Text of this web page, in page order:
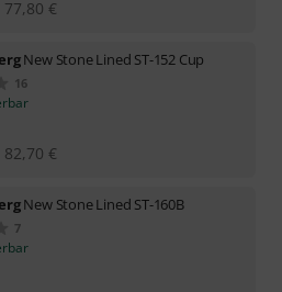
77,80 €
New Stone Lined ST-152 Cup
16
82,70 €
New Stone Lined ST-160B
7